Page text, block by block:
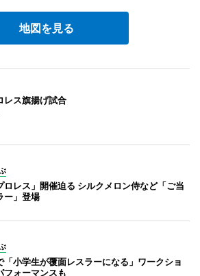
地図を見る
レス旗揚げ試合
ロレス」開催迫る シルクメロン侍など「ご当
ー」登場
「小学生が覆面レスラーになる」ワークショ
フォーマンスも